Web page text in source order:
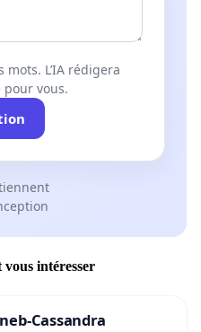
mots. L’IA rédigera
vous.
intéresser
Cassandra